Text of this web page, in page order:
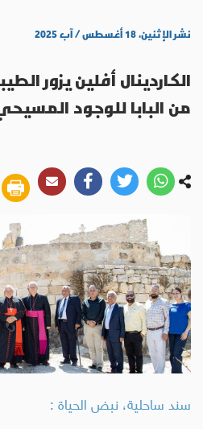
نشر الإثنين، ١٨ أغسطس / آب ٢٠٢٥
الكاردينال أفلين يزور
من البابا للوجود
سند ساحلية، نبض الحياة :